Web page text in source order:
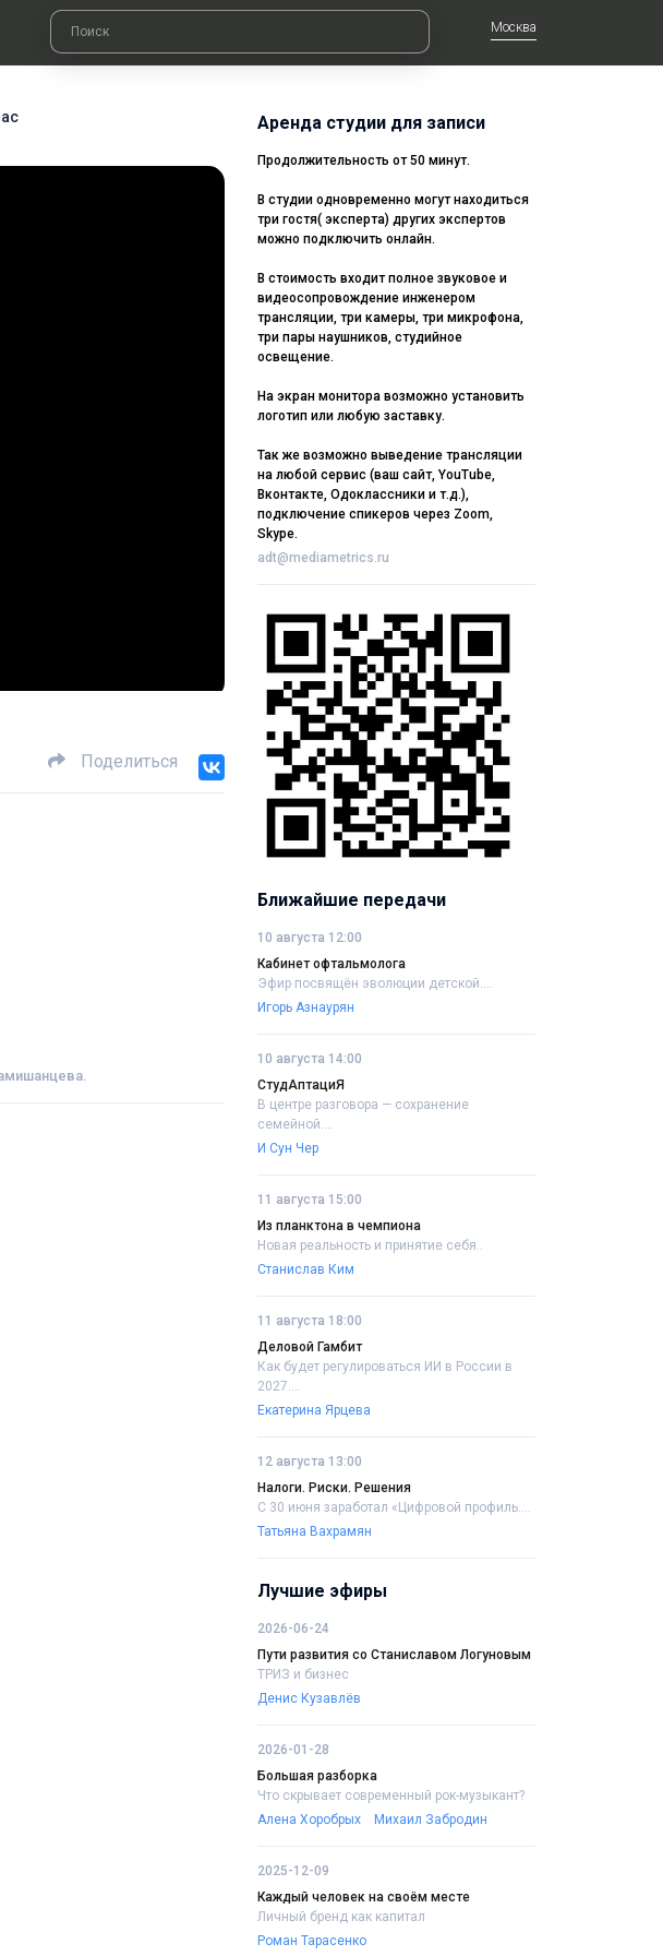
Москва
Поделиться
Аренда студии для записи
Продолжительность от 50 минут.
В студии одновременно могут находиться
три гостя( эксперта) других экспертов
можно подключить онлайн.
В стоимость входит полное звуковое и
видеосопровождение инженером
трансляции, три камеры, три микрофона,
три пары наушников, студийное
освещение.
На экран монитора возможно установить
логотип или любую заставку.
Так же возможно выведение трансляции
на любой сервис (ваш сайт, YouTube,
Вконтакте, Одоклассники и т.д.),
подключение спикеров через Zoom,
Skype.
adt@mediametrics.ru
Ближайшие передачи
10 августа 12:00
Кабинет офтальмолога
Эфир посвящён эволюции детской....
Игорь Азнаурян
10 августа 14:00
СтудАптациЯ
В центре разговора — сохранение
семейной....
И Сун Чер
11 августа 15:00
Из планктона в чемпиона
Новая реальность и принятие себя..
Станислав Ким
11 августа 18:00
Деловой Гамбит
Как будет регулироваться ИИ в России в
2027....
Екатерина Ярцева
12 августа 13:00
Налоги. Риски. Решения
С 30 июня заработал «Цифровой профиль....
Татьяна Вахрамян
Лучшие эфиры
2026-06-24
Пути развития со Станиславом Логуновым
ТРИЗ и бизнес
Денис Кузавлёв
2026-01-28
Большая разборка
Что скрывает современный рок-музыкант?
Алена Хоробрых
Михаил Забродин
2025-12-09
Каждый человек на своём месте
Личный бренд как капитал
Роман Тарасенко